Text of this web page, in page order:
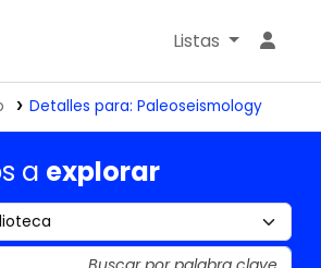
IGP
Listas
Detalles para: Paleoseismology
a explorar